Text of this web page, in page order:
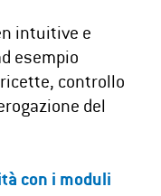
intuitive e
esempio
controllo
del
con i moduli